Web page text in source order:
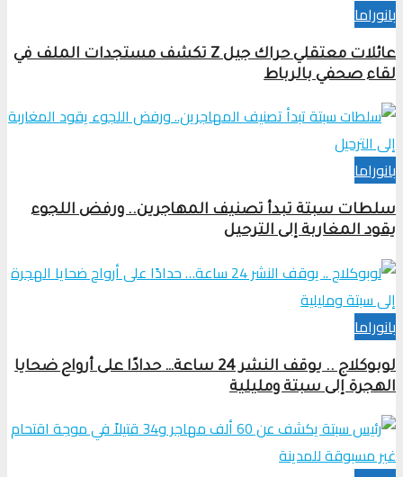
بانوراما
عائلات معتقلي حراك جيل Z تكشف مستجدات الملف في
لقاء صحفي بالرباط
بانوراما
سلطات سبتة تبدأ تصنيف المهاجرين.. ورفض اللجوء
يقود المغاربة إلى الترحيل
بانوراما
لوبوكلاج .. يوقف النشر 24 ساعة… حدادًا على أرواح ضحايا
الهجرة إلى سبتة ومليلية